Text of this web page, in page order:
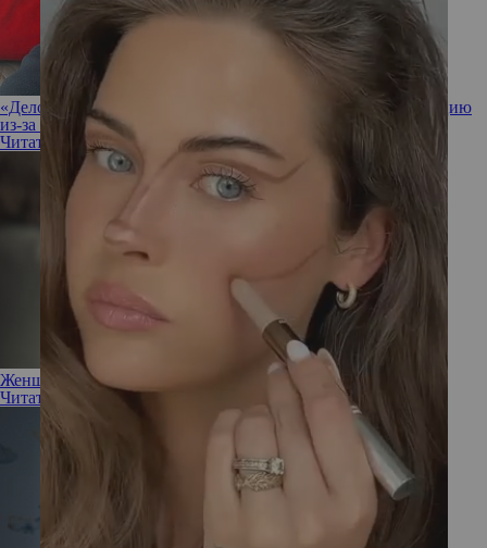
«Дело плохо»: Елена Летучая перенесла экстренную операцию
из-за собственной халатности
Читать полностью
Женщина и карьера: инструкция по применению
Читать полностью